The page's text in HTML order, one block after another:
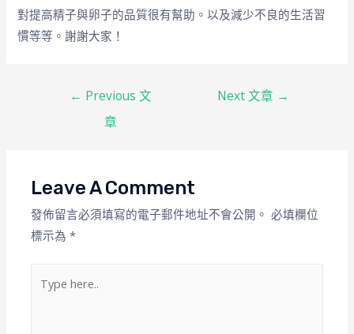
對提高精子與卵子的品質很有幫助。以及減少不良的生活習
慣等等。謝謝大家！
← Previous 文
章
Next 文章 →
Leave A Comment
發佈留言必須填寫的電子郵件地址不會公開。 必填欄位
標示為*